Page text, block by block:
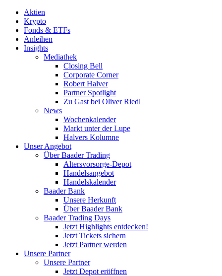
Aktien
Krypto
Fonds & ETFs
Anleihen
Insights
Mediathek
Closing Bell
Corporate Corner
Robert Halver
Partner Spotlight
Zu Gast bei Oliver Riedl
News
Wochenkalender
Markt unter der Lupe
Halvers Kolumne
Unser Angebot
Über Baader Trading
Altersvorsorge-Depot
Handelsangebot
Handelskalender
Baader Bank
Unsere Herkunft
Über Baader Bank
Baader Trading Days
Jetzt Highlights entdecken!
Jetzt Tickets sichern
Jetzt Partner werden
Unsere Partner
Unsere Partner
Jetzt Depot eröffnen